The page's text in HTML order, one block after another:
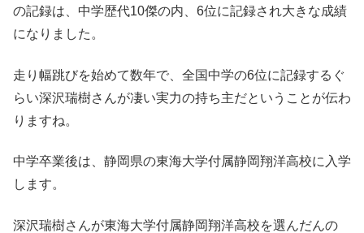
の記録は、中学歴代10傑の内、6位に記録され大きな成績
になりました。
走り幅跳びを始めて数年で、全国中学の6位に記録するぐ
らい深沢瑞樹さんが凄い実力の持ち主だということが伝わ
りますね。
中学卒業後は、静岡県の東海大学付属静岡翔洋高校に入学
します。
深沢瑞樹さんが東海大学付属静岡翔洋高校を選んだんの